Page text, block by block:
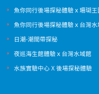
魚你同行後場探秘體驗ｘ珊瑚王
魚你同行後場探秘體驗ｘ台灣水
日潮-潮間帶探秘
夜巡海生館體驗ｘ台灣水域館
水族實驗中心 X 後場探秘體驗